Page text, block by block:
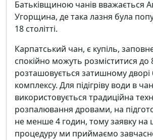
Батьківщиною чанів вважається
Угорщина, де така лазня була
18 столітті.
Карпатський чан, є купіль,
спокійно можуть розміститися до
розташовується затишному дворі
комплексу. Для підігріву води в
використовується традиційна
розпалювання дровами, на
не менше 4 годин, тому заявку на
процедуру ми приймаємо